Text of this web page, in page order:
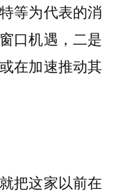
等为代表的消
口机遇，二是
在加速推动其
把这家以前在